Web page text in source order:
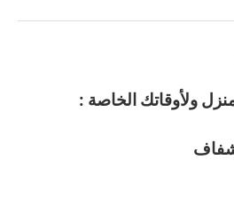
ولأوقاتك الخاصة :
شفاف